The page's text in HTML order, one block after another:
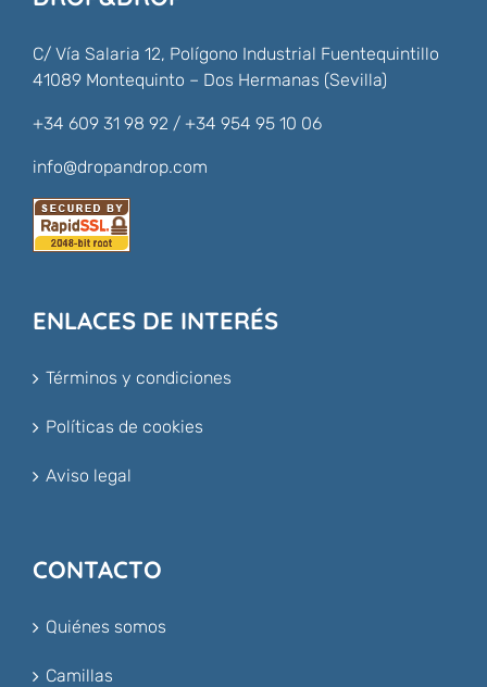
C/ Vía Salaria 12, Polígono Industrial Fuentequintillo
41089 Montequinto – Dos Hermanas (Sevilla)
+34 609 31 98 92 / +34 954 95 10 06
info@dropandrop.com
ENLACES DE INTERÉS
Términos y condiciones
Políticas de cookies
Aviso legal
CONTACTO
Quiénes somos
Camillas